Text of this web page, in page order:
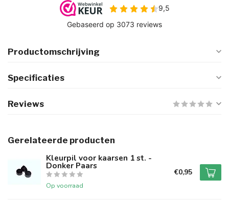
Productomschrijving
Specificaties
Reviews
Gerelateerde producten
Kleurpil voor kaarsen 1 st. -
Donker Paars
Op voorraad
€0,95